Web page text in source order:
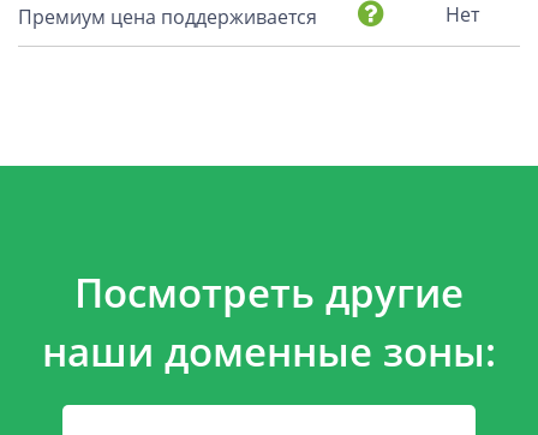
Премиум цена поддерживается Нет
Посмотреть другие
наши доменные зоны: